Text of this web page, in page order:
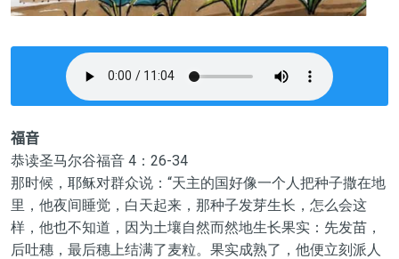
福音
恭读圣马尔谷福音 4：26-34
那时候，耶稣对群众说：“天主的国好像一个人把种子撒在地
里，他夜间睡觉，白天起来，那种子发芽生长，怎么会这
样，他也不知道，因为土壤自然而然地生长果实：先发苗，
后吐穗，最后穗上结满了麦粒。果实成熟了，他便立刻派人